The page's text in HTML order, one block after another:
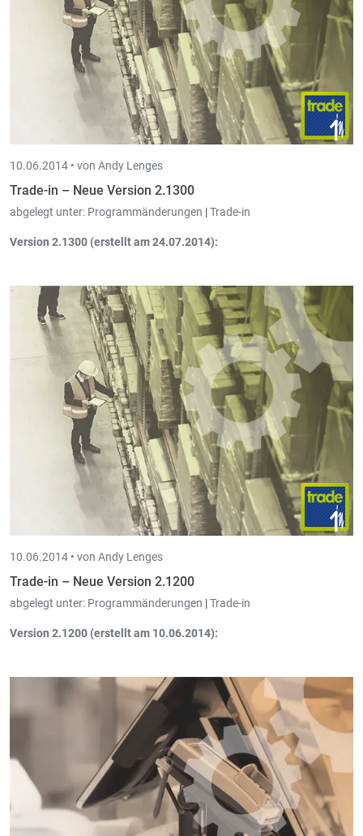
10.06.2014 • von Andy Lenges
Trade-in – Neue Version 2.1300
abgelegt unter: Programmänderungen |Trade-in
Version 2.1300 (erstellt am 24.07.2014):
Im zusätzlichen Auswahlschirm kann ausgewählt werden, ob
der resultierende Artikel eingefügt oder aber auf diesen
positioniert werden soll.
E-Mail Versand über
sichere Leitung (SSL).
10.06.2014 • von Andy Lenges
Trade-in – Neue Version 2.1200
abgelegt unter: Programmänderungen |Trade-in
Version 2.1200 (erstellt am 10.06.2014):
Kundenkarte.Konsolidierung der Vorteilskarten.